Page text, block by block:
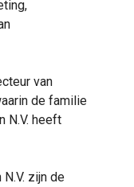
van
de familie
N.V. heeft
zijn de